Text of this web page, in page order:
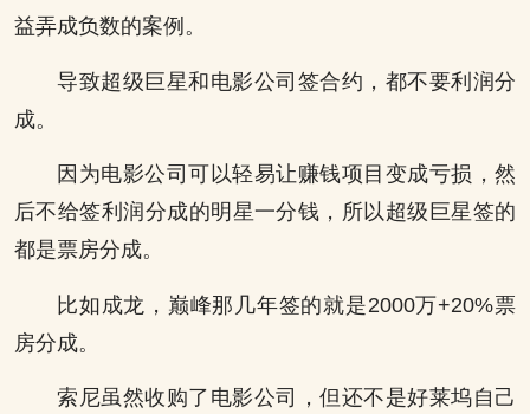
益弄成负数的案例。
导致超级巨星和电影公司签合约，都不要利润分
成。
因为电影公司可以轻易让赚钱项目变成亏损，然
后不给签利润分成的明星一分钱，所以超级巨星签的
都是票房分成。
比如成龙，巅峰那几年签的就是2000万+20%票
房分成。
索尼虽然收购了电影公司，但还不是好莱坞自己